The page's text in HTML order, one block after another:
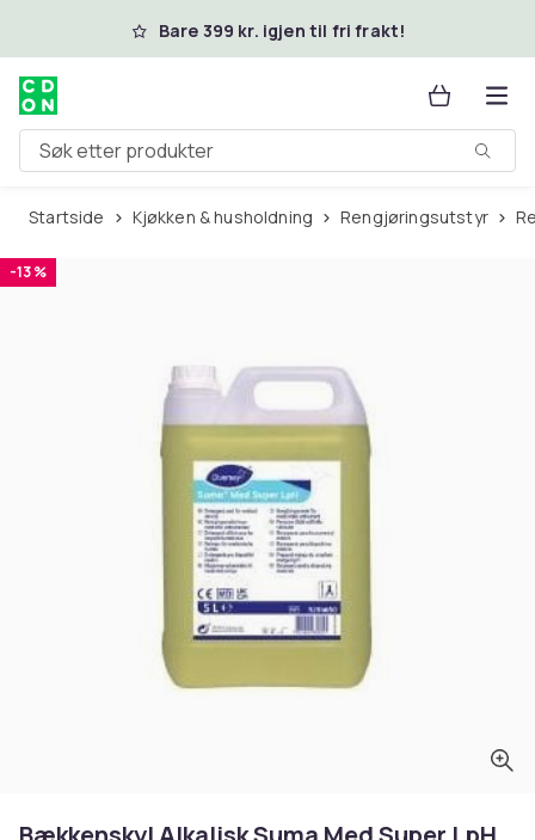
Hopp til hovedinnholdBare 399 kr. igjen til fri frakt!
Søk etter produkter
Startside Kjøkken & husholdning Rengjøringsutstyr
-13 %